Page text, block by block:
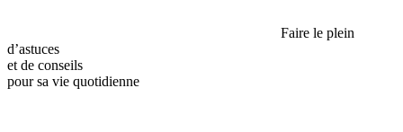
Faire le plein
d’astuces
et de conseils
pour sa vie quotidienne